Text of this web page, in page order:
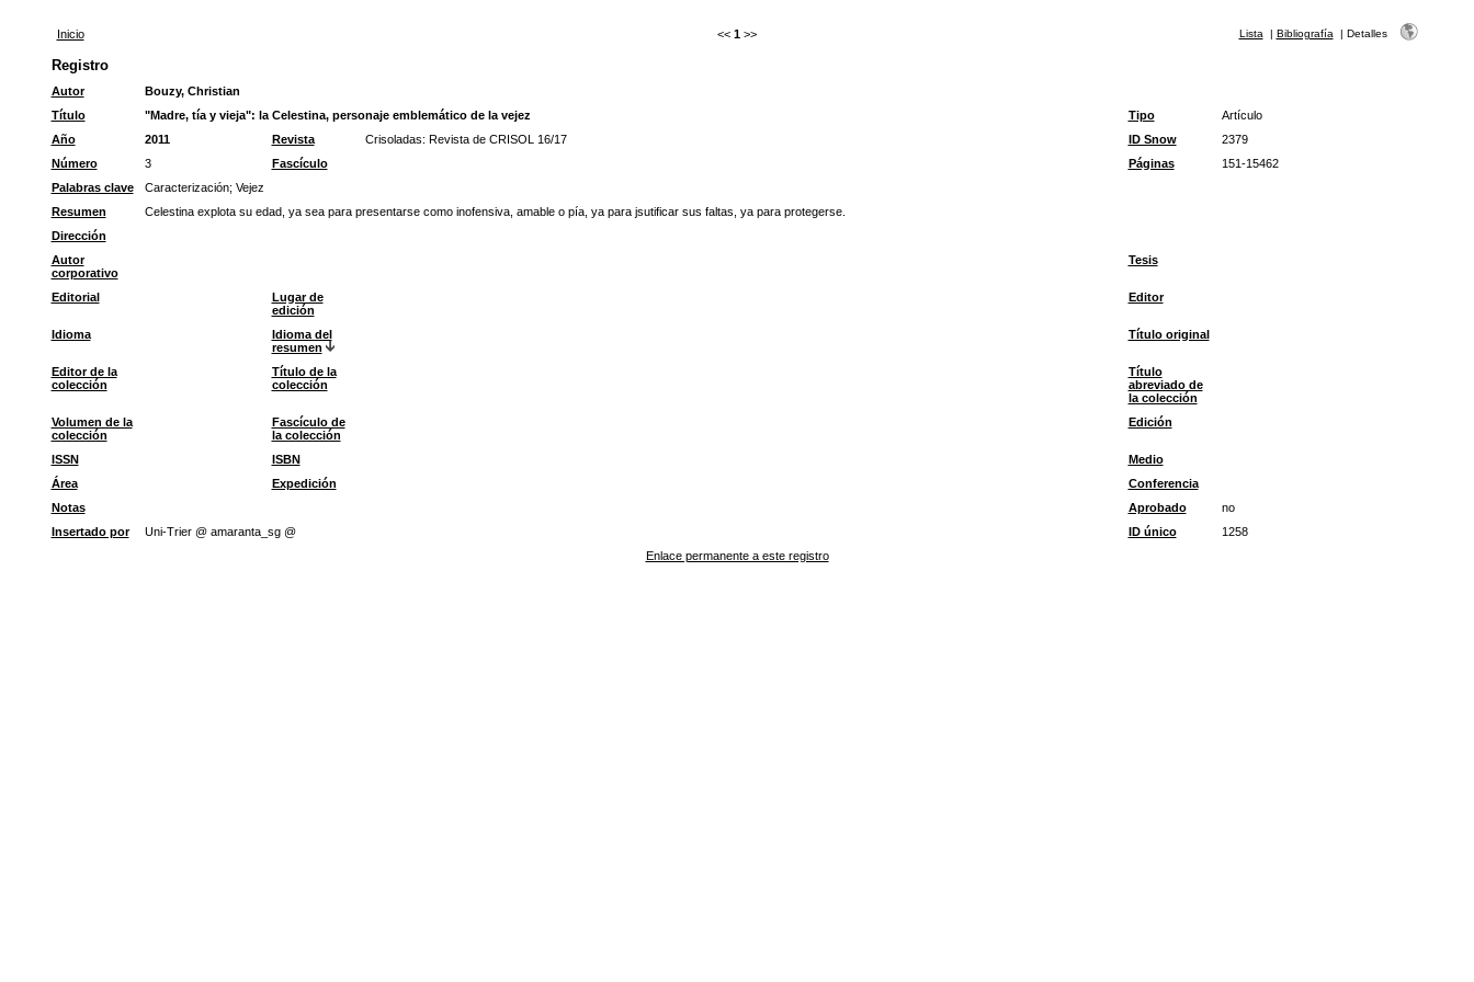
Inicio << 1 >> Lista | Bibliografía | Detalles
Registro
Autor
Bouzy, Christian
Título
"Madre, tía y vieja": la Celestina, personaje emblemático de la vejez Tipo
Artículo
Año
2011 Revista Crisoladas: Revista de CRISOL 16/17 ID Snow
2379
Número
3 Fascículo Páginas
151-15462
Palabras clave
Caracterización; Vejez
Resumen
Celestina explota su edad, ya sea para presentarse como inofensiva, amable o pía, ya para jsutificar sus faltas, ya para protegerse.
Dirección
Autor
corporativo
Tesis
Editorial
Lugar de
edición
Editor
Idioma
Idioma del
resumen
Título original
Editor de la
colección
Título de la
colección
Título
abreviado de
la colección
Volumen de la
colección
Fascículo de
la colección
Edición
ISSN ISBN
Medio
Área
Expedición
Conferencia
Notas
Aprobado
no
Insertado por
Uni-Trier @ amaranta_sg @ ID único
1258
Enlace permanente a este registro